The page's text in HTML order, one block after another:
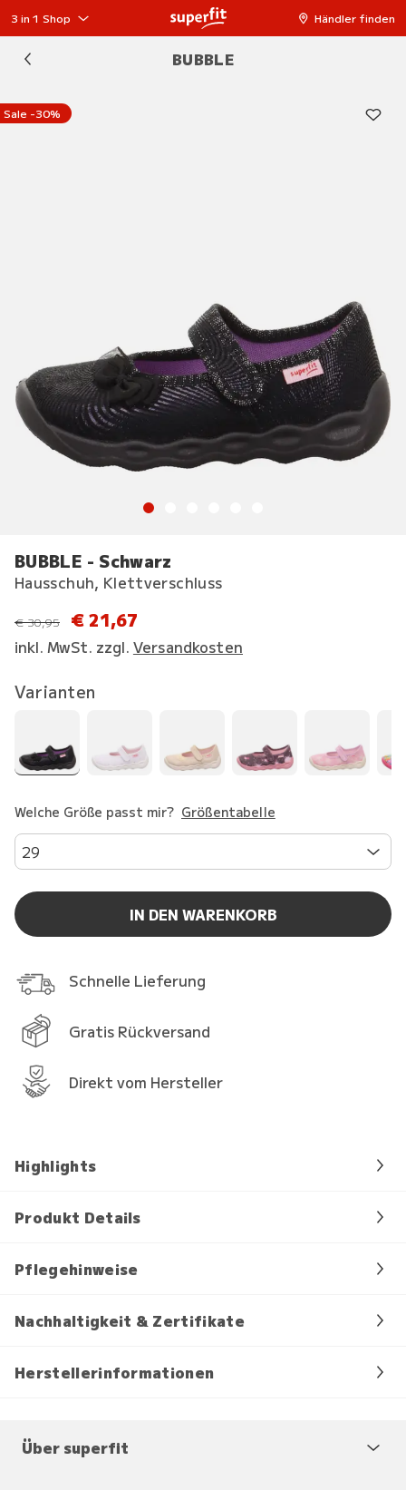
3 in 1 Shop Händler finden
BUBBLE
Sale -30%
BUBBLE - Schwarz
Hausschuh, Klettverschluss
statt
€ 30,95 € 21,67
inkl. MwSt. zzgl. Versandkosten
Varianten
Welche Größe passt mir? Größentabelle
29
IN DEN WARENKORB
Schnelle Lieferung
Gratis Rückversand
Direkt vom Hersteller
Highlights
Produkt Details
Pflegehinweise
Nachhaltigkeit & Zertifikate
Herstellerinformationen
Über superfit